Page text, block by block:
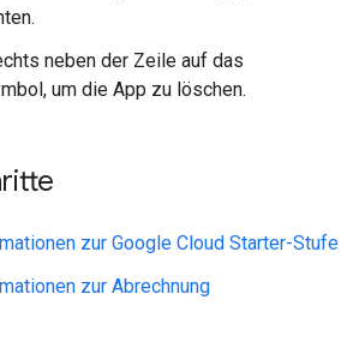
neben der Zeile auf das
um die App zu löschen.
zur Google Cloud Starter-Stufe
zur Abrechnung